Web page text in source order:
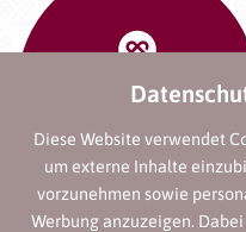
Diese Website verwendet
um externe Inhalte
vorzunehmen sowie
Werbung anzuzeigen.